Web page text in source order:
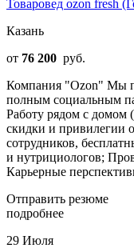
Товаровед ozon fresh
Казань
от 76 200 руб.
Компания "Ozon" Мы
полным социальным
Работу рядом с
скидки и привилегии
сотрудников,
и нутрициологов;
Карьерные
Отправить резюме
подробнее
29 Июля